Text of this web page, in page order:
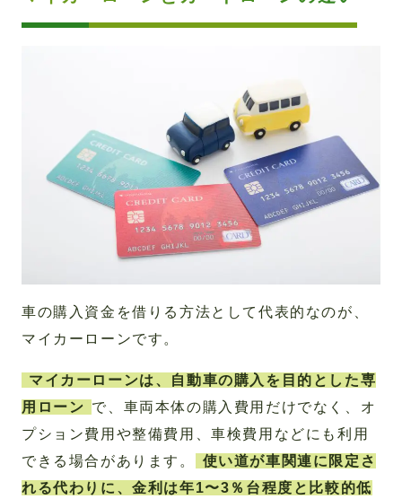
車の購入資金を借りる方法として代表的なのが、
マイカーローンです。
マイカーローンは、自動車の購入を目的とした専
用ローン で、車両本体の購入費用だけでなく、オ
プション費用や整備費用、車検費用などにも利用
できる場合があります。
使い道が車関連に限定さ
れる代わりに、金利は年1〜3％台程度と比較的低